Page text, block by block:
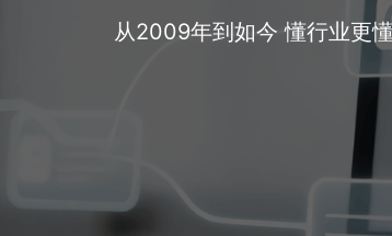
从2009年到如今 懂行业更